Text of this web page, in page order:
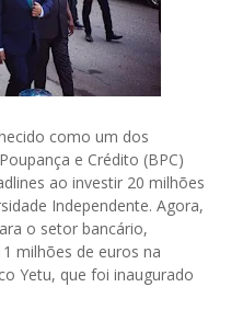
como um dos
e Crédito (BPC)
ao investir 20 milhões
Independente. Agora,
o setor bancário,
milhões de euros na
Yetu, que foi inaugurado